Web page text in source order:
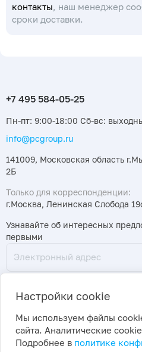
контакты, наш менеджер
сроки доставки.
Пн-пт: 9:00-18:00 Сб-вс:
info@pcgroup.ru
141009, Московская область
2Б
Только для корреспонденции:
г.Москва, Ленинская Слобода
Узнавайте об интересных
первыми
2026 ©
ПраймКемикалсГрупп
Политика
Настройки
Настройки cookie
Мы используем файлы
сайта. Аналитические
Подробнее в политике